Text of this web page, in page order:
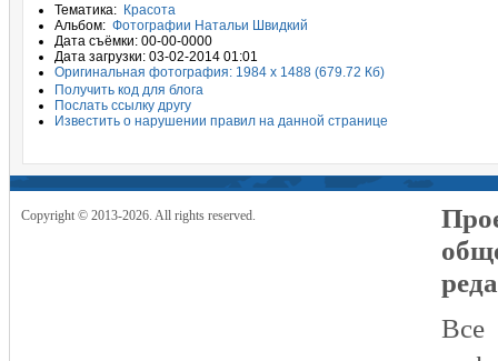
Тематика: Красота
Альбом: Фотографии Натальи Швидкий
Дата съёмки: 00-00-0000
Дата загрузки: 03-02-2014 01:01
Оригинальная фотография: 1984 x 1488 (679.72 Кб)
Получить код для блога
Послать ссылку другу
Известить о нарушении правил на данной странице
Copyright © 2013-2026. All rights reserved.